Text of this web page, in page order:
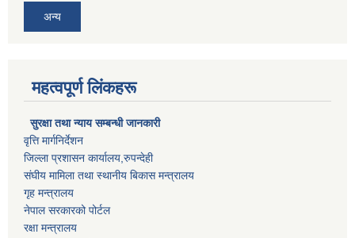
अन्य
महत्वपूर्ण लिंकहरू
सुरक्षा तथा न्याय सम्बन्धी जानकारी
वृत्ति मार्गनिर्देशन
जिल्ला प्रशासन कार्यालय,रुपन्देही
संघीय मामिला तथा स्थानीय बिकास मन्त्रालय
गृह मन्त्रालय
नेपाल सरकारको पोर्टल
रक्षा मन्त्रालय